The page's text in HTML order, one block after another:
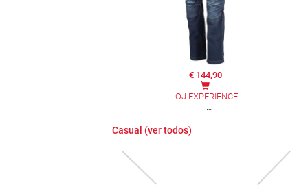
€ 144,90
OJ EXPERIENCE
Casual (ver todos)